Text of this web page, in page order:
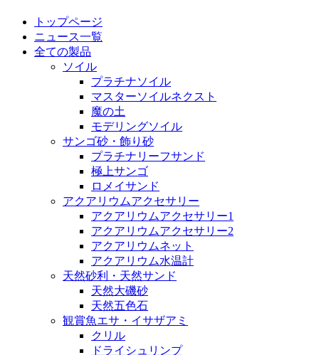
トップページ
ニュース一覧
全ての製品
ソイル
プラチナソイル
マスターソイルネクスト
魔の土
モデリングソイル
サンゴ砂・飾り砂
プラチナリーフサンド
極上サンゴ
ロメイサンド
アクアリウムアクセサリー
アクアリウムアクセサリー1
アクアリウムアクセサリー2
アクアリウムネット
アクアリウム水温計
天然砂利・天然サンド
天然大磯砂
天然五色石
観賞魚エサ・イサザアミ
クリル
ドライシュリンプ